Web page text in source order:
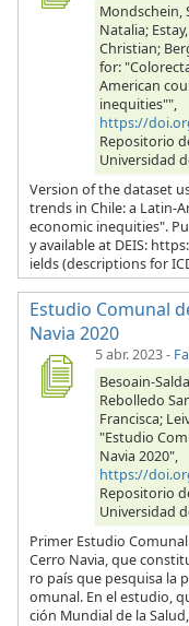
Mondschein,
Natalia;
Christian;
for:
American
inequities"",
https://
Repositorio
Universidad
Version of the dataset
trends in Chile: a Latin-
economic inequities".
y available at DEIS:
ields (descriptions for
Estudio Comunal
Navia 2020
5 abr. 2023-
Besoain-
Rebolledo
Francisca;
"Estudio
Navia 2020",
https://
Repositorio
Universidad
Primer Estudio
Cerro Navia, que
ro país que pesquisa la
omunal. En el estudio,
ción Mundial de la